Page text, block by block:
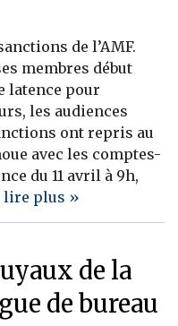
de l’AMF.
membres début
latence pour
les audiences
ont repris au
avec les comptes-
du 11 avril à 9h,
lire plus »
de la
de bureau